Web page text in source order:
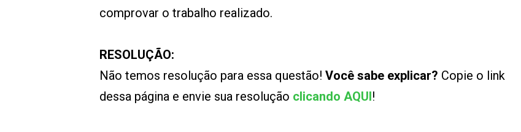
comprovar o trabalho realizado.
RESOLUÇÃO:
Não temos resolução para essa questão! Você sabe explicar? Copie o link
dessa página e envie sua resolução clicando AQUI!